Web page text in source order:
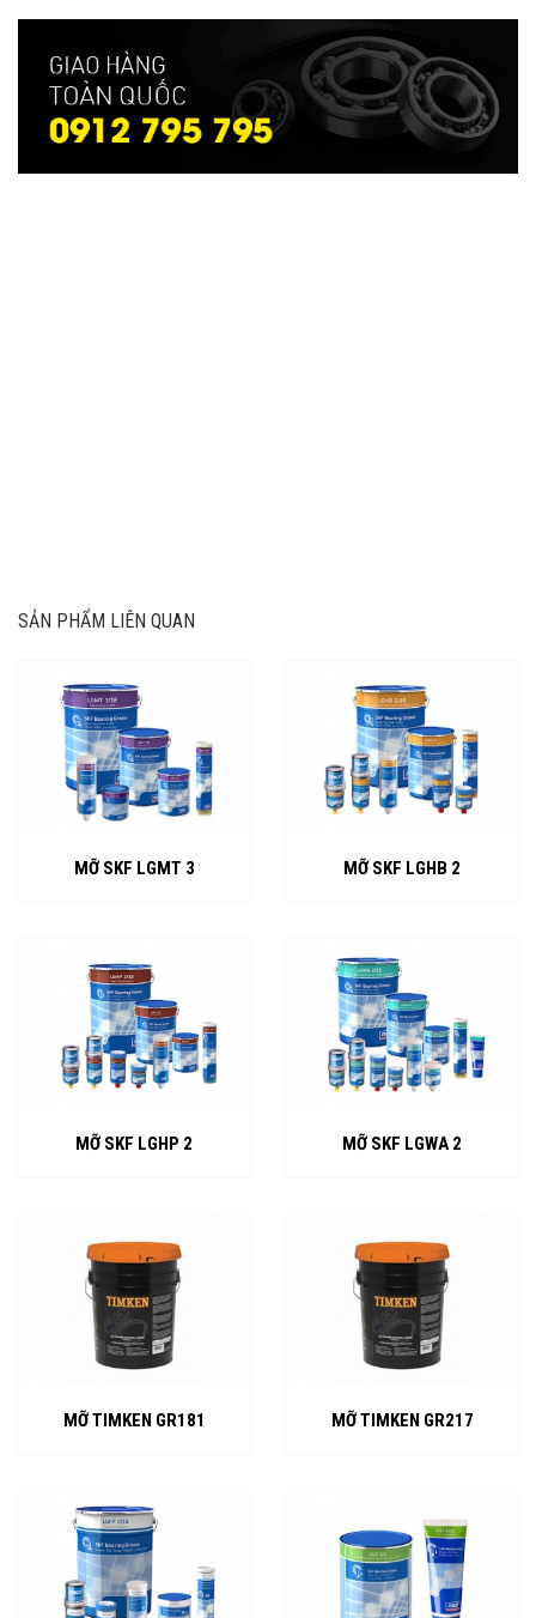
SẢN PHẨM LIÊN QUAN
MỠ SKF LGMT 3 MỠ SKF LGHB 2
MỠ SKF LGHP 2 MỠ SKF LGWA 2
MỠ TIMKEN GR181 MỠ TIMKEN GR217